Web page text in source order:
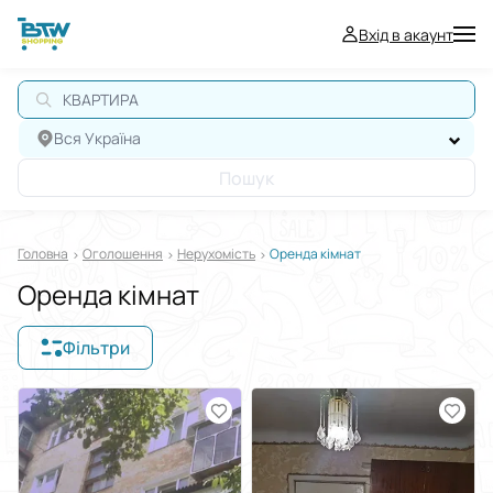
Вхід в акаунт
Вся Україна
Пошук
Головна Оголошення Нерухомiсть Оренда кімнат
Оренда кімнат
Фільтри
Відображати в $€ ₴
Сортувати за
Виберіть групу категорій